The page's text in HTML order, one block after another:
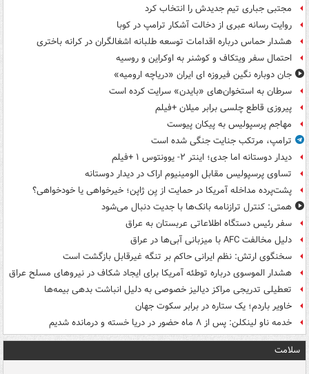
مجتبی جباری تیم جدیدش را انتخاب کرد
روایت رسانه عبری از دخالت آشکار ترامپ در کوبا
هشدار حماس درباره اقدامات توسعه طلبانه اشغالگران در کرانه باختری
احتمال سفر ویتکاف و کوشنر به اوکراین و روسیه
جان دوباره نگین فیروزه ای ایران «دریاچه ارومیه»
سرطان به استخوان‌های «بایدن» سرایت کرده است
پیروزی قاطع چلسی برابر میلان +فیلم
مهاجم پرسپولیس به پیکان پیوست
ترامپ، مرتکب جنایت جنگی شده است
دیدار دوستانه اما جدی؛ اینتر ۲- یوونتوس ۱ +فیلم
تساوی پرسپولیس مقابل الومینیوم اراک در دیدار دوستانه
پشت‌پرده مداخله آمریکا در حمایت از یِن ژاپن؛ خیرخواهی یا خودخواهی؟
همتی: کنترل ترازنامه بانک‌ها با جدیت دنبال می‌شود
سفر رئیس دستگاه اطلاعاتی عربستان به عراق
دلیل مخالفت AFC با میزبانی آبی‌ها در عراق
سخنگوی ارتش: نظم ایرانی حاکم بر تنگه غیرقابل بازگشت است
هشدار الموسوی درباره توطئه آمریکا برای ایجاد شکاف در نیروهای مسلح عراق
تعطیلی تدریجی مراکز دیالیز خصوصی به دلیل انباشت بدهی بیمه‌ها
خاویر باردم؛ یک ستاره در برابر سکوت جهان
خدمه ناو لینکلن: پس از ۸ ماه حضور در دریا خسته و درمانده‌ شدیم
سلامت